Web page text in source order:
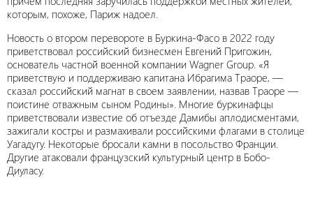
которым, похоже, Париж надоел.
Новость о втором перевороте в Буркина-Фасо в 2022 году
приветствовал российский бизнесмен Евгений Пригожин,
основатель частной военной компании Wagner Group. «Я
приветствую и поддерживаю капитана Ибрагима Траоре, —
сказал российский магнат в своем заявлении, назвав Траоре —
поистине отважным сыном Родины». Многие буркинафцы
приветствовали известие об отъезде Дамибы аплодисментами,
зажигали костры и размахивали российскими флагами в столице
Уагадугу. Некоторые бросали камни в посольство Франции.
Другие атаковали французский культурный центр в Бобо-
Диуласу.